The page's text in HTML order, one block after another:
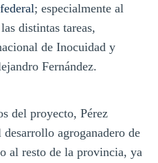
; especialmente al
distintas tareas,
de Inocuidad y
Fernández.
del proyecto, Pérez
agroganadero de
al resto de la provincia, ya